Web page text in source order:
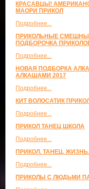
КРАСАВЦЫ!
МАОРИ ПРИКОЛ
Подробнее...
ПРИКОЛЬНЫЕ
ПОДБОРОЧКА
Подробнее...
НОВАЯ ПОДБОРКА
АЛКАШАМИ 2017
Подробнее...
КИТ ВОЛОСАТИК
Подробнее...
ПРИКОЛ ТАНЕЦ ШКОЛА
Подробнее...
ПРИКОЛ. ТАНЕЦ. ЖИЗНЬ.
Подробнее...
ПРИКОЛЫ С ЛЮДЬМИ